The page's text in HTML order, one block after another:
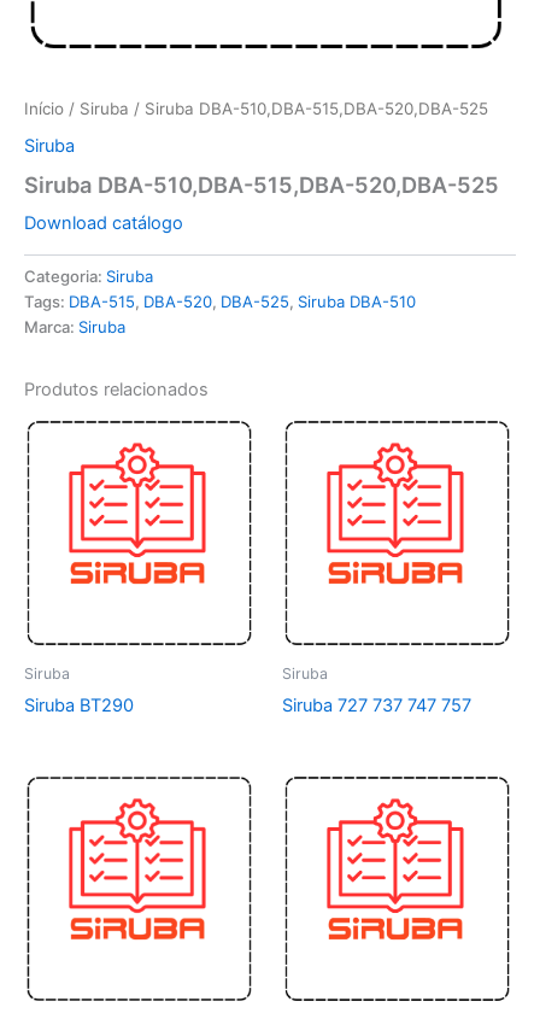
Início / Siruba / Siruba DBA-510,DBA-515,DBA-520,DBA-525
Siruba
Siruba DBA-510,DBA-515,DBA-520,DBA-525
Download catálogo
Categoria: Siruba
Tags: DBA-515, DBA-520, DBA-525, Siruba DBA-510
Marca: Siruba
Produtos relacionados
Siruba
Siruba BT290
Siruba
Siruba 727 737 747 757